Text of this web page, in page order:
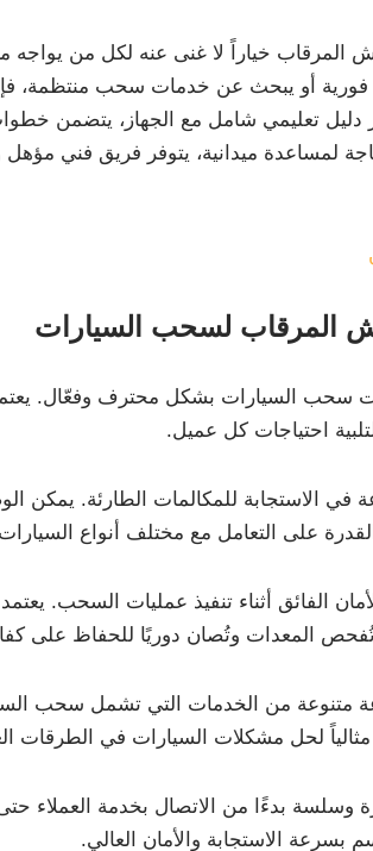
المرقاب خياراً لا غنى عنه لكل من
فورية أو يبحث عن خدمات سحب منتظمة،
دليل تعليمي شامل مع الجهاز، يتضمن
لمساعدة ميدانية، يتوفر فريق فني
المرقاب لسحب السيارات
سحب السيارات بشكل محترف وفعّال.
احتياجات كل عميل.
على التعامل مع مختلف أنواع
والأمان الفائق أثناء تنفيذ عمليات السحب.
المعدات وتُصان دوريًا للحفاظ على
متنوعة من الخدمات التي تشمل سحب
مثالياً لحل مشكلات السيارات في الطرقات
وسلسة بدءًا من الاتصال بخدمة العملاء
بسرعة الاستجابة والأمان العالي.